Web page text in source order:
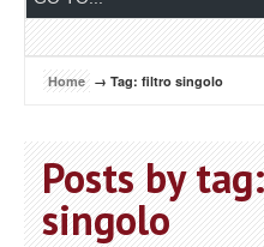
Home → Tag: filtro singolo
Posts by
singolo